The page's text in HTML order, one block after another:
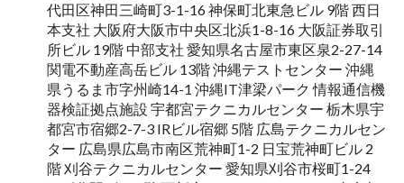
代田区神田三崎町3-1-16 神保町北東急ビル 9階 西日
本支社 大阪府大阪市中央区北浜1-8-16 大阪証券取引
所ビル 19階 中部支社 愛知県名古屋市東区泉2-27-14
関電不動産高岳ビル 13階 沖縄テストセンター 沖縄
県うるま市字州崎14-1 沖縄IT津梁パーク 情報通信機
器検証拠点施設 宇都宮テクニカルセンター 栃木県宇
都宮市宿郷2-7-3 IRビル宿郷 5階 広島テクニカルセン
ター 広島県広島市南区荒神町1-2 日宝荒神町ビル 2
階 刈谷テクニカルセンター 愛知県刈谷市桜町1-24